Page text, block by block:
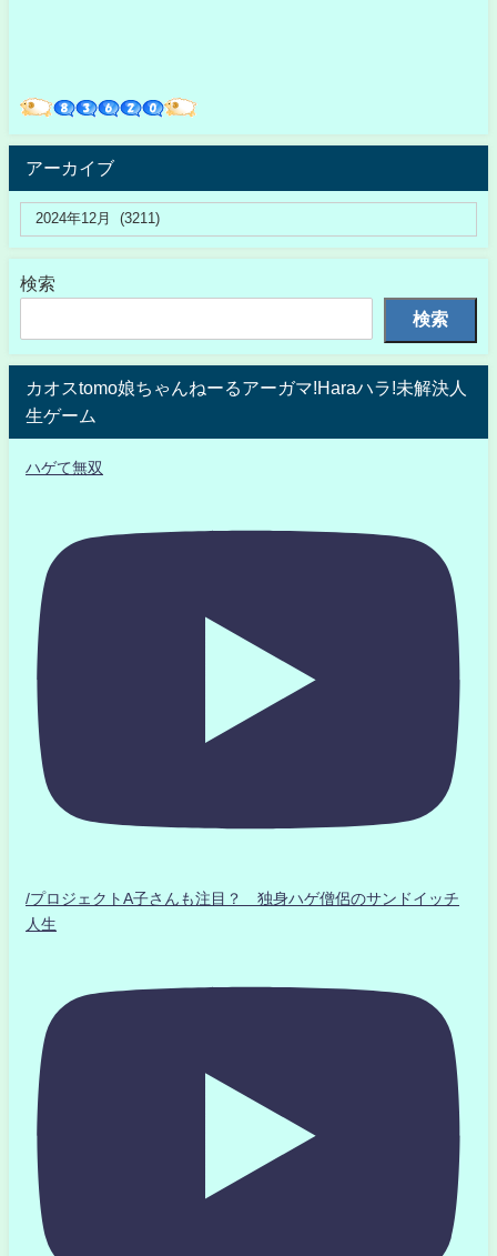
アーカイブ
検索
検索
カオスtomo娘ちゃんねーるアーガマ!Haraハラ!未解決人
生ゲーム
ハゲて無双
/プロジェクトA子さんも注目？ 独身ハゲ僧侶のサンドイッチ
人生